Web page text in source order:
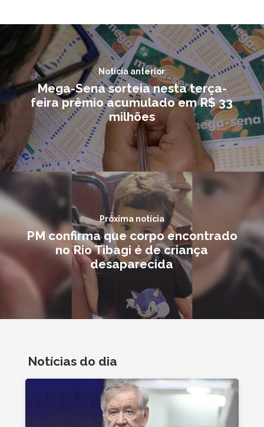
Notícia anterior
Mega-Sena sorteia nesta terça-
feira prêmio acumulado em R$ 33
milhões
Próxima notícia
PM confirma que corpo encontrado
no Rio Tibagi é de criança
desaparecida
Notícias do dia